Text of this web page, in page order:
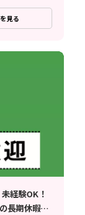
見る
経験OK！
長期休暇あ